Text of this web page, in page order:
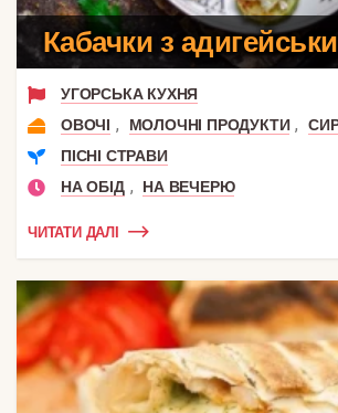
Кабачки з
УГОРСЬКА КУХНЯ
ОВОЧІ , МОЛОЧНІ ПРОДУКТИ ,
ПІСНІ СТРАВИ
НА ОБІД , НА ВЕЧЕРЮ
ЧИТАТИ ДАЛІ